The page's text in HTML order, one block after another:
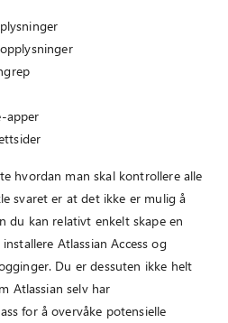
apper
hvordan man skal kontrollere alle
svaret er at det ikke er mulig å
du kan relativt enkelt skape en
Atlassian Access og
Du er dessuten ikke helt
Atlassian selv har
for å overvåke potensielle